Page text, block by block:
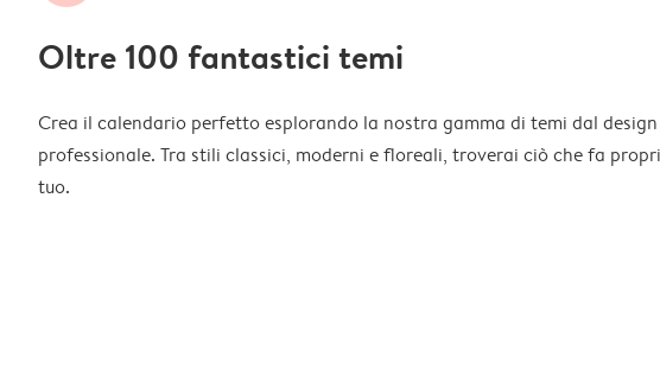
Oltre 100 fantastici temi
Crea il calendario perfetto esplorando la nostra gamma di temi dal design
professionale. Tra stili classici, moderni e floreali, troverai ciò che fa
tuo.